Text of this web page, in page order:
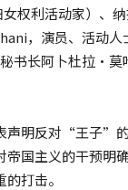
权利活动家）、
，演员、活动
书长阿卜杜拉·
声明反对“王子”
国主义的干预明
打击。